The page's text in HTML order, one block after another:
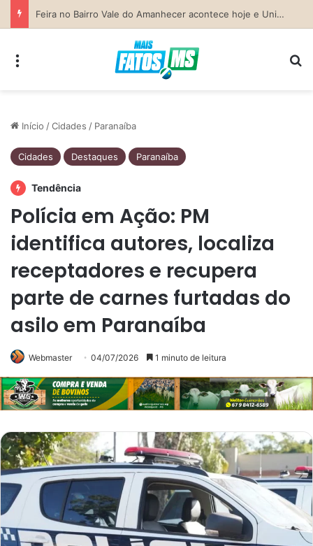
Previsão do Tempo para Costa Rica nesta sexta-feira (7)
Início /Cidades / Paranaíba
Cidades Destaques Paranaíba
Tendência
Polícia em Ação: PM
identifica autores, localiza
receptadores e recupera
parte de carnes furtadas do
asilo em Paranaíba
Webmaster 04/07/2026 1 minuto de leitura